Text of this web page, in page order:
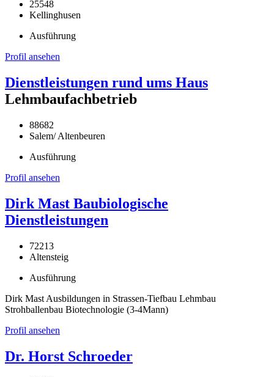
25548
Kellinghusen
Ausführung
Profil ansehen
Dienstleistungen rund ums Haus
Lehmbaufachbetrieb
88682
Salem/ Altenbeuren
Ausführung
Profil ansehen
Dirk Mast Baubiologische
Dienstleistungen
72213
Altensteig
Ausführung
Dirk Mast Ausbildungen in Strassen-Tiefbau Lehmbau
Strohballenbau Biotechnologie (3-4Mann)
Profil ansehen
Dr. Horst Schroeder